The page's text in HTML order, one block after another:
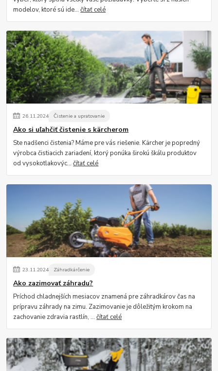
modelov, ktoré sú ide...čítať celé
26.11.2024 Čistenie a upratovanie
Ako si uľahčiť čistenie s kärcherom
Ste nadšenci čistenia? Máme pre vás riešenie. Kärcher je popredný
výrobca čistiacich zariadení, ktorý ponúka širokú škálu produktov
od vysokotlakovýc...čítať celé
23.11.2024 Záhradkárčenie
Ako zazimovať záhradu?
Príchod chladnejších mesiacov znamená pre záhradkárov čas na
prípravu záhrady na zimu. Zazimovanie je dôležitým krokom na
zachovanie zdravia rastlín, ...čítať celé